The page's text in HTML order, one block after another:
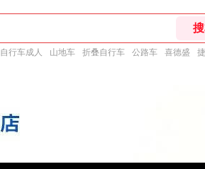
自行车成人 山地车 折叠自行车 公路车 喜德盛